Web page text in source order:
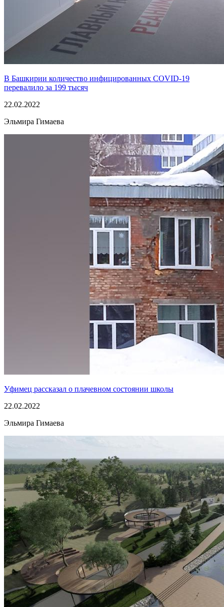
В Башкирии количество инфицированных COVID-19
перевалило за 199 тысяч
22.02.2022
Эльмира Гимаева
Уфимец рассказал о плачевном состоянии школы
22.02.2022
Эльмира Гимаева